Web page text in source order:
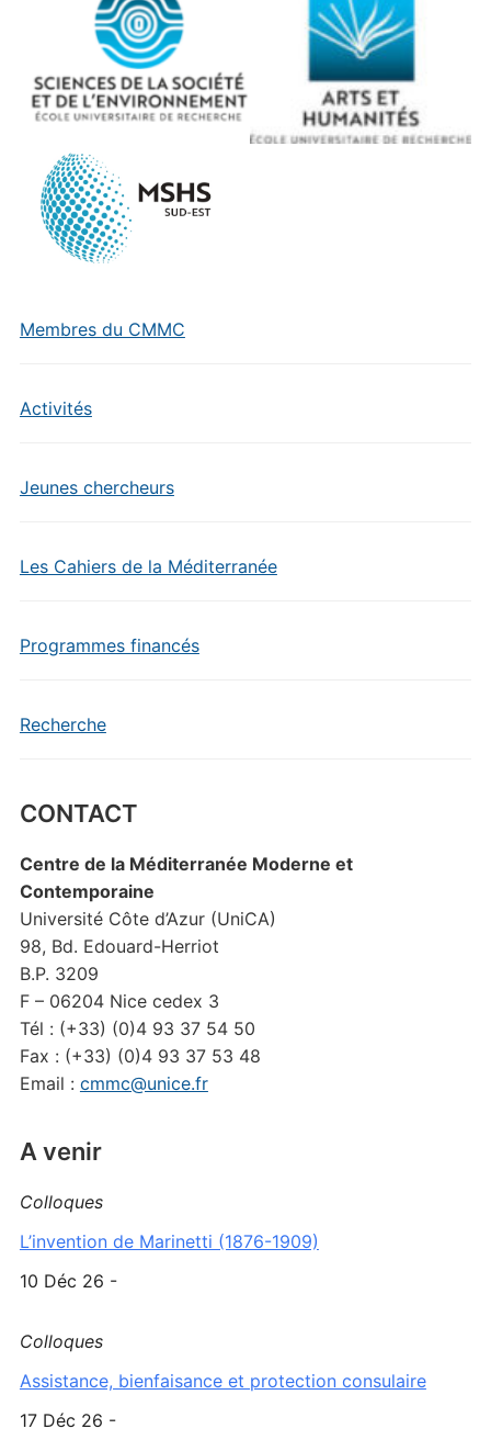
Membres du CMMC
Activités
Jeunes chercheurs
Les Cahiers de la Méditerranée
Programmes financés
Recherche
CONTACT
Centre de la Méditerranée Moderne et
Contemporaine
Université Côte d’Azur (UniCA)
98, Bd. Edouard-Herriot
B.P. 3209
F – 06204 Nice cedex 3
Tél : (+33) (0)4 93 37 54 50
Fax : (+33) (0)4 93 37 53 48
Email : cmmc@unice.fr
A venir
Colloques
L’invention de Marinetti (1876-1909)
10 Déc 26 -
Colloques
Assistance, bienfaisance et protection consulaire
17 Déc 26 -